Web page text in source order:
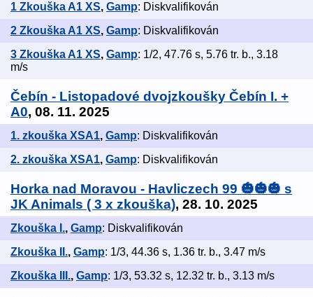
1 Zkouška A1 XS, Gamp: Diskvalifikován
2 Zkouška A1 XS, Gamp: Diskvalifikován
3 Zkouška A1 XS, Gamp: 1/2, 47.76 s, 5.76 tr. b., 3.18
m/s
Čebín - Listopadové dvojzkoušky Čebín I. +
A0, 08. 11. 2025
1. zkouška XSA1, Gamp: Diskvalifikován
2. zkouška XSA1, Gamp: Diskvalifikován
Horka nad Moravou - Havliczech 99 🎃🎃🎃 s
JK Animals ( 3 x zkouška), 28. 10. 2025
Zkouška I., Gamp: Diskvalifikován
Zkouška II., Gamp: 1/3, 44.36 s, 1.36 tr. b., 3.47 m/s
Zkouška III., Gamp: 1/3, 53.32 s, 12.32 tr. b., 3.13 m/s